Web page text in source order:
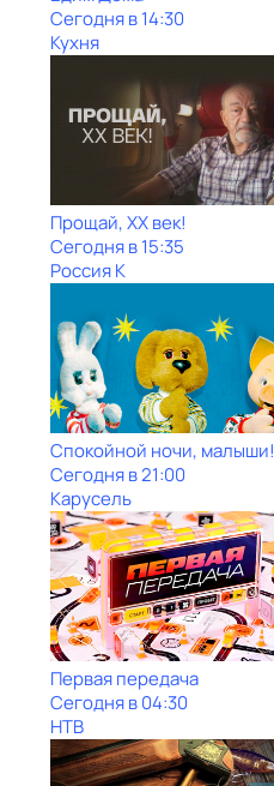
Сегодня в 14:30
Кухня
Прощай, ХХ век!
Сегодня в 15:35
Россия К
Спокойной ночи, малыши!
Сегодня в 21:00
Карусель
Первая передача
Сегодня в 04:30
НТВ